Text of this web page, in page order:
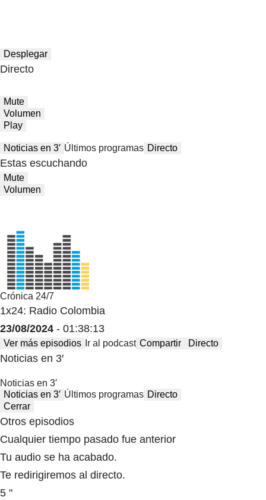
Desplegar
Directo
Mute
Volumen
Play
Noticias en 3′ Últimos programas Directo
Estas escuchando
Mute
Volumen
Crónica 24/7
1x24: Radio Colombia
23/08/2024 - 01:38:13
Ver más episodios Ir al podcast Compartir Directo
Noticias en 3′
Noticias en 3′
Noticias en 3′ Últimos programas Directo
Cerrar
Otros episodios
Cualquier tiempo pasado fue anterior
Tu audio se ha acabado.
Te redirigiremos al directo.
5 "